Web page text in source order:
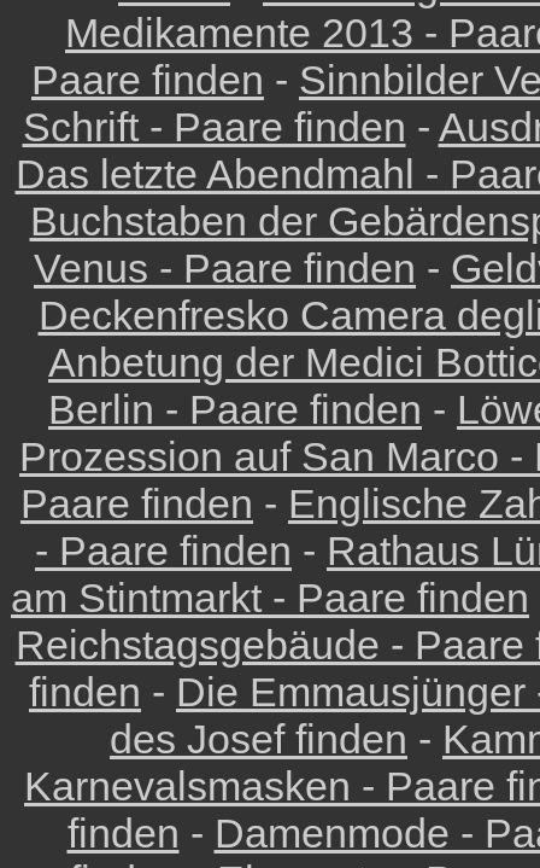
Medikamente 2013 -
Paare finden - Sinnbilder
Schrift - Paare finden -
Das letzte Abendmahl -
Buchstaben der
Venus - Paare finden -
Deckenfresko Camera
Anbetung der Medici
Berlin - Paare finden -
Prozession auf San Marco -
Paare finden - Englische
- Paare finden - Rathaus
am Stintmarkt - Paare finden
Reichstagsgebäude - Paare
finden - Die
des Josef finden -
Karnevalsmasken - Paare
finden - Damenmode -